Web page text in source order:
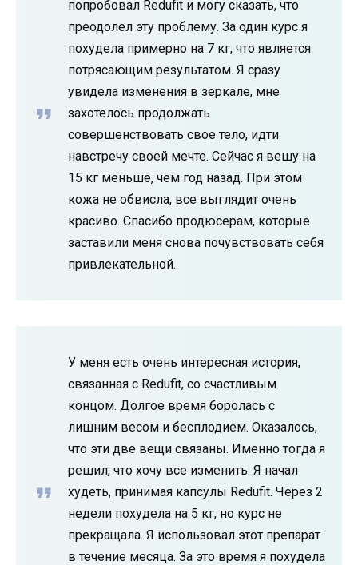
попробовал Redufit и могу сказать, что
преодолел эту проблему. За один курс я
похудела примерно на 7 кг, что является
потрясающим результатом. Я сразу
увидела изменения в зеркале, мне
захотелось продолжать
совершенствовать свое тело, идти
навстречу своей мечте. Сейчас я вешу на
15 кг меньше, чем год назад. При этом
кожа не обвисла, все выглядит очень
красиво. Спасибо продюсерам, которые
заставили меня снова почувствовать себя
привлекательной.
У меня есть очень интересная история,
связанная с Redufit, со счастливым
концом. Долгое время боролась с
лишним весом и бесплодием. Оказалось,
что эти две вещи связаны. Именно тогда я
решил, что хочу все изменить. Я начал
худеть, принимая капсулы Redufit. Через 2
недели похудела на 5 кг, но курс не
прекращала. Я использовал этот препарат
в течение месяца. За это время я похудела